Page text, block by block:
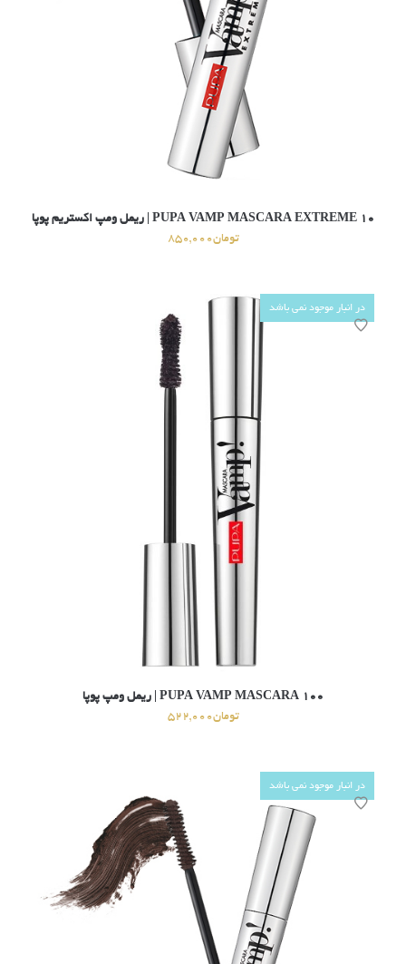
۱۰ PUPA VAMP MASCARA EXTREME | ریمل ومپ اکستریم پوپا
تومان850,000
در انبار موجود نمی باشد
۱۰۰ PUPA VAMP MASCARA | ریمل ومپ پوپا
تومان522,000
در انبار موجود نمی باشد